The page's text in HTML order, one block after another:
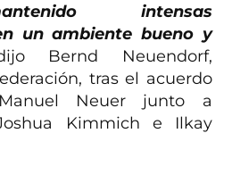
intensas
un ambiente bueno y
Bernd Neuendorf,
tras el acuerdo
Neuer junto a
Kimmich e Ilkay